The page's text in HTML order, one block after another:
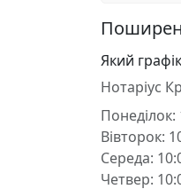
Який
Нотаріус
Понеділок:
Вівторок:
Середа:
Четвер: